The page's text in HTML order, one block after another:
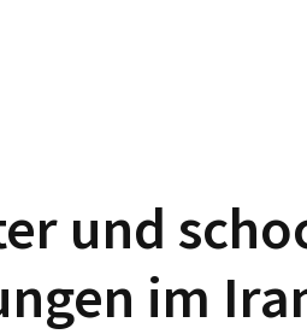
und
im